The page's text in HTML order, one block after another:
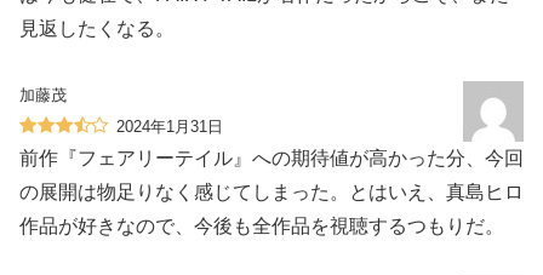
見返したくなる。
加藤茂
2024年1月31日
前作『フェアリーテイル』への期待値が高かった分、今回
の展開は物足りなく感じてしまった。とはいえ、真島ヒロ
作品が好きなので、今後も全作品を視聴するつもりだ。